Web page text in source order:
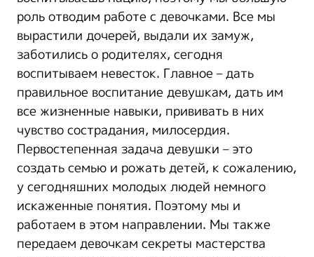
роль отводим работе с девочками. Все мы
вырастили дочерей, выдали их замуж,
заботились о родителях, сегодня
воспитываем невесток. Главное – дать
правильное воспитание девушкам, дать им
все жизненные навыки, прививать в них
чувство сострадания, милосердия.
Первостепенная задача девушки – это
создать семью и рожать детей, к сожалению,
у сегодняшних молодых людей немного
искаженные понятия. Поэтому мы и
работаем в этом направлении. Мы также
передаем девочкам секреты мастерства